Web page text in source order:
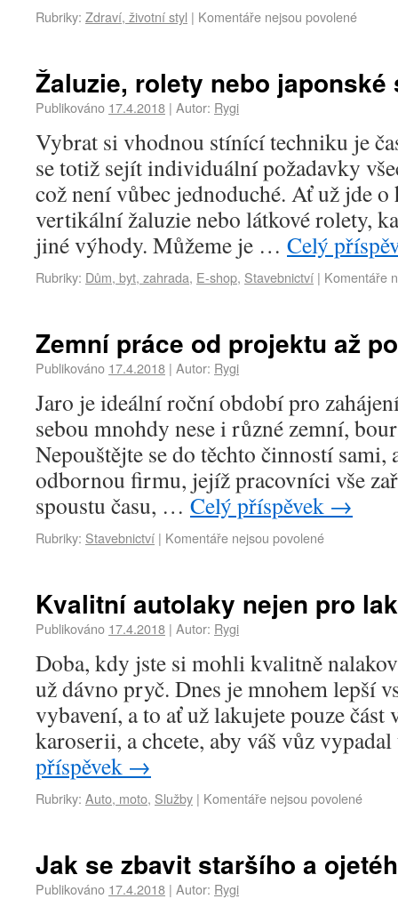
Rubriky: Zdraví, životní styl | Komentáře nejsou povolené
Žaluzie, rolety nebo japonské
Publikováno 17.4.2018 | Autor: Rygi
Vybrat si vhodnou stínící techniku je
se totiž sejít individuální požadavky
což není vůbec jednoduché. Ať už jde
vertikální žaluzie nebo látkové rolety,
jiné výhody. Můžeme je … Celý
Rubriky: Dům, byt, zahrada, E-shop, Stavebnictví | Komentáře
Zemní práce od projektu až
Publikováno 17.4.2018 | Autor: Rygi
Jaro je ideální roční období pro
sebou mnohdy nese i různé zemní,
Nepouštějte se do těchto činností sami,
odbornou firmu, jejíž pracovníci vše
spoustu času, … Celý příspěvek →
Rubriky: Stavebnictví | Komentáře nejsou povolené
Kvalitní autolaky nejen pro
Publikováno 17.4.2018 | Autor: Rygi
Doba, kdy jste si mohli kvalitně
už dávno pryč. Dnes je mnohem lepší
vybavení, a to ať už lakujete pouze část
karoserii, a chcete, aby váš vůz
příspěvek →
Rubriky: Auto, moto, Služby | Komentáře nejsou povolené
Jak se zbavit staršího a
Publikováno 17.4.2018 | Autor: Rygi